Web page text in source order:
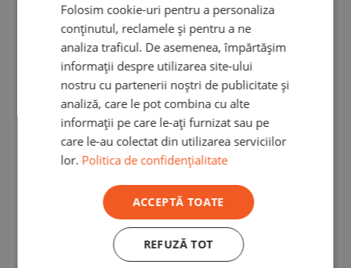
Nou
Căciulă tricotată Pentagon
Sanctuary Camp
Căciulă tricotată cu moț
Bobble Hat olive drab
33,00 lei
În stoc: 1buc.
Folosim cookie-uri pentru a personaliza
conținutul, reclamele și pentru a ne
analiza traficul. De asemenea, împărtășim
informații despre utilizarea site-ului
nostru cu partenerii noștri de publicitate și
analiză, care le pot combina cu alte
informații pe care le-ați furnizat sau pe
care le-au colectat din utilizarea serviciilor
lor. Politica de confidențialitate
ACCEPTĂ TOATE
REFUZĂ TOT